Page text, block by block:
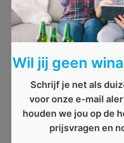
Wil jij geen
Schrijf je net als
voor onze e-mail
houden we jou op de
prijsvragen en